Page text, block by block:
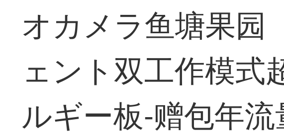
オカメラ鱼塘果园
ェント双工作模式
ルギー板-赠包年